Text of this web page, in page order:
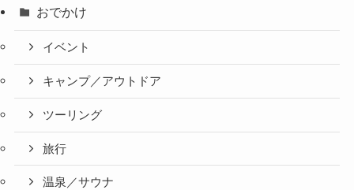
おでかけ
イベント
キャンプ／アウトドア
ツーリング
旅行
温泉／サウナ